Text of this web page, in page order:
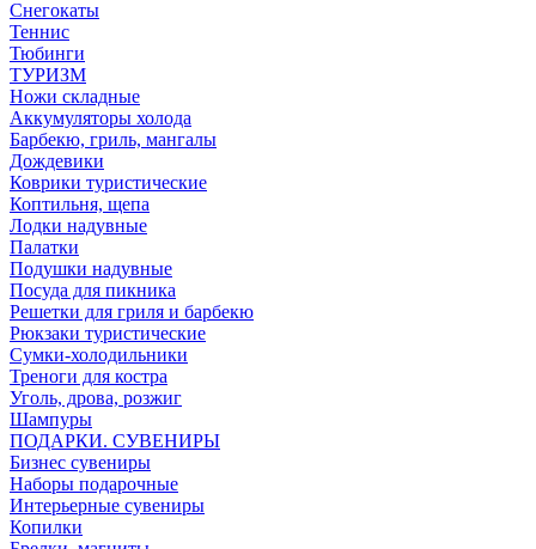
Снегокаты
Теннис
Тюбинги
ТУРИЗМ
Ножи складные
Аккумуляторы холода
Барбекю, гриль, мангалы
Дождевики
Коврики туристические
Коптильня, щепа
Лодки надувные
Палатки
Подушки надувные
Посуда для пикника
Решетки для гриля и барбекю
Рюкзаки туристические
Сумки-холодильники
Треноги для костра
Уголь, дрова, розжиг
Шампуры
ПОДАРКИ. СУВЕНИРЫ
Бизнес сувениры
Наборы подарочные
Интерьерные сувениры
Копилки